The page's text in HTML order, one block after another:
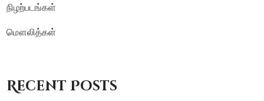
நிழற்படங்கள்
மௌலித்கள்
Recent Posts